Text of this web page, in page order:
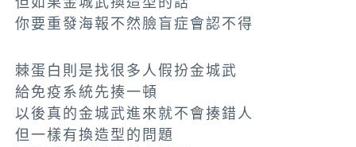
你要重發海報不然臉盲症會認不得
棘蛋白則是找很多人假扮金城武
給免疫系統先揍一頓
以後真的金城武進來就不會揍錯人
但一樣有換造型的問題